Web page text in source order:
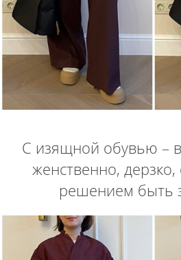
С изящной обувью –
женственно,
решением быть